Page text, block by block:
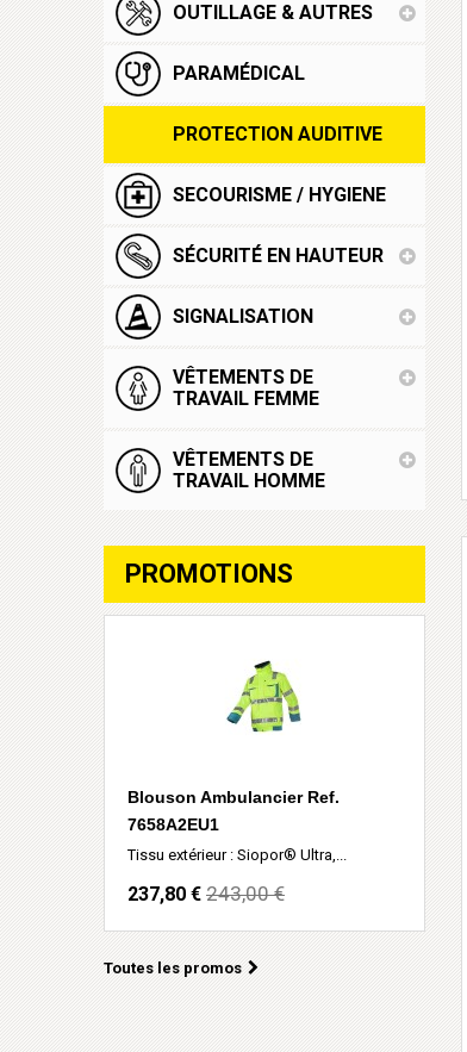
OUTILLAGE & AUTRES
PARAMÉDICAL
PROTECTION AUDITIVE
SECOURISME / HYGIENE
SÉCURITÉ EN HAUTEUR
SIGNALISATION
VÊTEMENTS DE
TRAVAIL FEMME
VÊTEMENTS DE
TRAVAIL HOMME
PROMOTIONS
Blouson Ambulancier Ref.
7658A2EU1
Tissu extérieur : Siopor® Ultra,...
237,80 € 243,00 €
Toutes les promos